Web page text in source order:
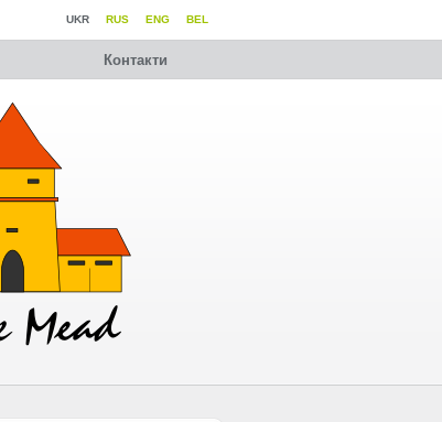
BEL
ENG
RUS
UKR
Контакти